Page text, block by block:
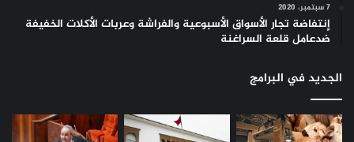
7 سبتمبر، 2020
إنتفاضة تجار الأسواق الأسبوعية والفراشة وعربات الأكلات الخفيفة
ضدعامل قلعة السراغنة
الجديد في البرامج